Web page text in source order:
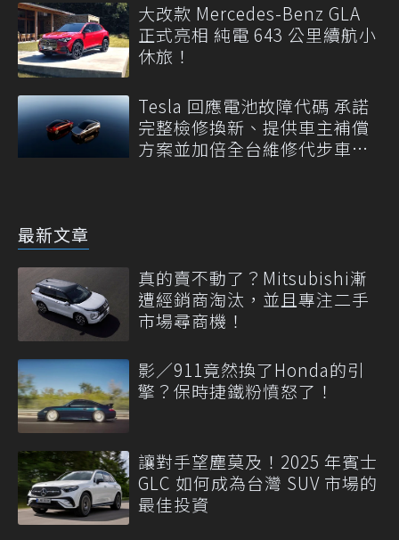
大改款 Mercedes-Benz GLA
正式亮相 純電 643 公里續航小
休旅！
Tesla 回應電池故障代碼 承諾
完整檢修換新、提供車主補償
方案並加倍全台維修代步車數
最新文章
真的賣不動了？Mitsubishi漸
遭經銷商淘汰，並且專注二手
市場尋商機！
影／911竟然換了Honda的引
擎？保時捷鐵粉憤怒了！
讓對手望塵莫及！2025 年賓士
GLC 如何成為台灣 SUV 市場的
最佳投資